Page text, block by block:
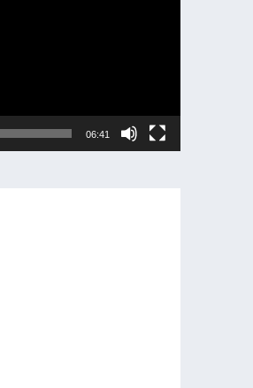
06:41